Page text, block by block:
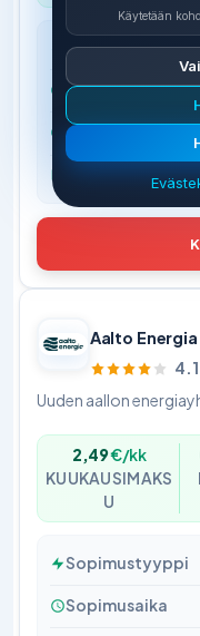
Sopimustyyppi
Sopimusaika
Erityisetu
Lisäpalvelu
Aalto Energia
4.1
Uuden aallon
2,49€/kk
KUUKAUSIMAKS
U
Sopimustyyppi
Sopimusaika
Käytetään